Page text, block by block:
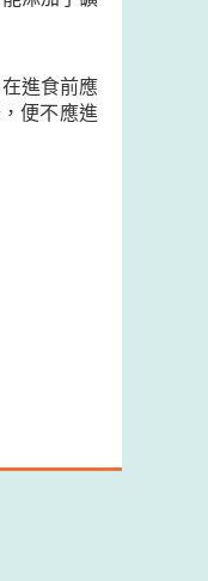
進食前應
便不應進